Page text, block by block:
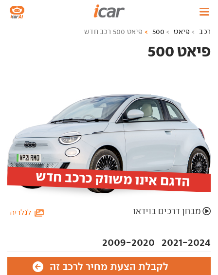
רכב פיאט 500 פיאט 500 רכב חדש
פיאט 500 ‏
2021-2024
2009-2020
הדגם אינו משווק כרכב חדש
לגלריה מבחן דרכים בוידאו
לקבלת הצעת מחיר לרכב זה